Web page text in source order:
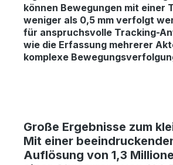
können Bewegungen mit einer
weniger als 0,5 mm verfolgt
für anspruchsvolle Tracking-
wie die Erfassung mehrerer
komplexe
Große Ergebnisse zum
Mit einer
Auflösung von 1,3